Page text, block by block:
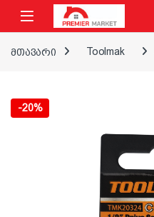
ნავიგაციაზე გადასვლა
შინაარსზე გადასვლა
მთავარი Toolmak
-20%